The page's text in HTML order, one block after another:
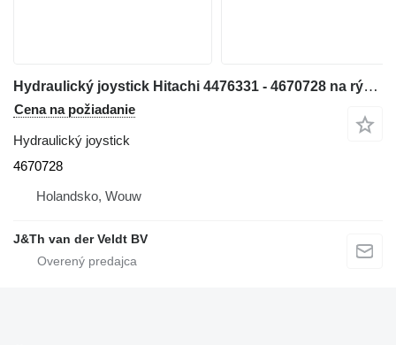
Hydraulický joystick Hitachi 4476331 - 4670728 na rýpadla Hitachi ZX300W ZX500W ZX210W ZX130W ZX350W ZX160W ZX180W ZX170-3 ZX400W-3 ZX210W-3 ZX220W-3 ZX140W-3 ZX145W-3 ZX250W-3 ZX360W-3 ZX190W-3
Cena na požiadanie
Hydraulický joystick
4670728
Holandsko, Wouw
J&Th van der Veldt BV